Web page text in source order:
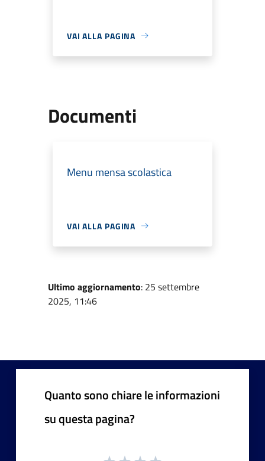
VAI ALLA PAGINA
Documenti
Menu mensa scolastica
VAI ALLA PAGINA
Ultimo aggiornamento: 25 settembre
2025, 11:46
Quanto sono chiare le informazioni
su questa pagina?